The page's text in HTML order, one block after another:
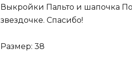
Выкройки Пальто и шапочка
звездочке. Спасибо!
Размер: 38